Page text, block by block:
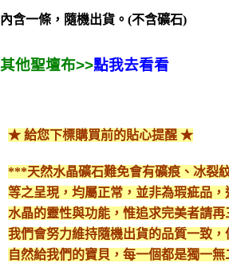
內含一條，隨機出貨。(不含礦石)
其他聖壇布>>點我去看看
★ 給您下標購買前的貼心提醒 ★
***天然水晶礦石難免會有礦痕、冰裂
等之呈現，均屬正常，並非為瑕疵品
水晶的靈性與功能，惟追求完美者請再
我們會努力維持隨機出貨的品質一致
自然給我們的寶貝，每一個都是獨一